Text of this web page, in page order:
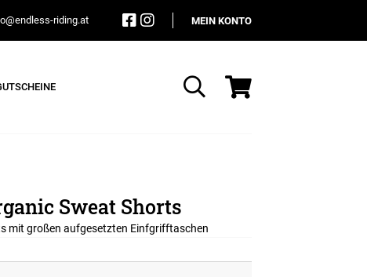
riding.at MEIN KONTO
Suche
Sweat Shorts
mit großen aufgesetzten Einfgrifftaschen